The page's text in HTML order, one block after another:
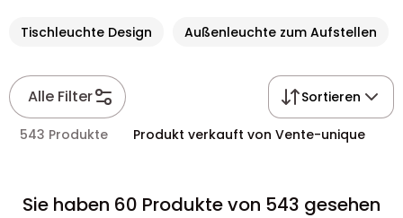
Tischleuchte Design Außenleuchte zum Aufstellen
Alle Filter Sortieren
543 Produkte Produkt verkauft von Vente-unique
Sie haben 60 Produkte von 543 gesehen